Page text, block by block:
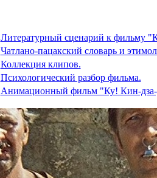
Литературный сценарий к фильму
Чатлано-пацакский словарь и
Коллекция клипов.
Психологический разбор фильма.
Анимационный фильм "Ку! Кин-дза-